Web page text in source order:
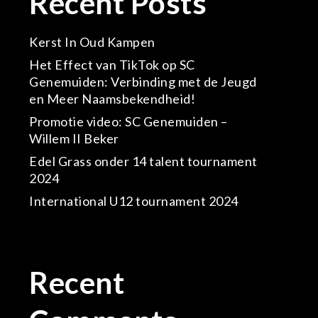
Kerst In Oud Kampen
Het Effect van TikTok op SC
Genemuiden: Verbinding met de Jeugd
en Meer Naamsbekendheid!
Promotie video: SC Genemuiden –
Willem II Beker
Edel Grass onder 14 talent tournament
2024
International U12 tournament 2024
Recent